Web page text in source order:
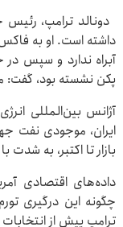
دونالد ترامپ، رئیس
داشته است. او به فاکس
آبراه ندارد و سپس
پکن نشسته بود، گفت:
آژانس بین‌المللی
ایران، موجودی نفت
بازار تا اکتبر، به
داده‌های اقتصادی
چگونه این درگیری
ترامپ پیش از